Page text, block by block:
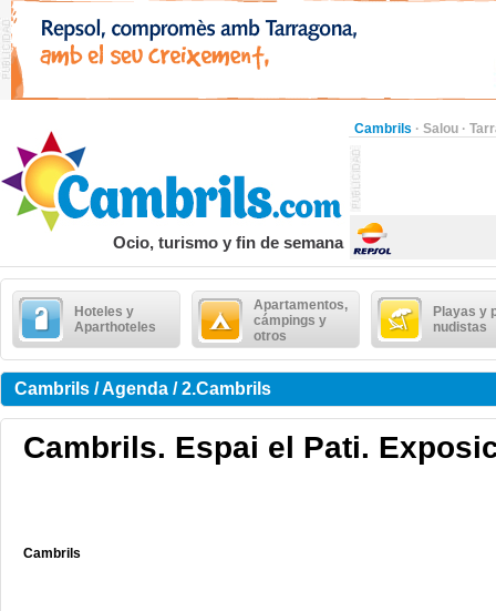
Cambrils · Salou ·
Ocio, turismo y fin de semana
Hoteles y
Aparthoteles
Apartamentos,
cámpings y
otros
Playas y
nudistas
Cambrils / Agenda / 2.Cambrils
Cambrils. Espai el Pati.
Cambrils